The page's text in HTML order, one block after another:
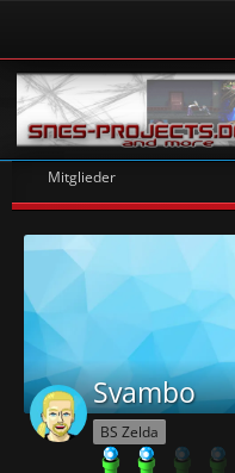
Mitglieder
Svambo
BS Zelda